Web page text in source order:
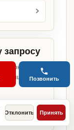
запросу
лишних
Отклонить Принять
Позвонить